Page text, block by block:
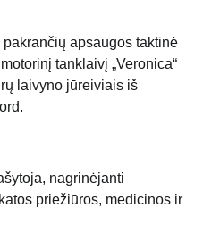
pakrančių apsaugos taktinė
tanklaivį „Veronica“
laivyno jūreiviais iš
nagrinėjanti
priežiūros, medicinos ir